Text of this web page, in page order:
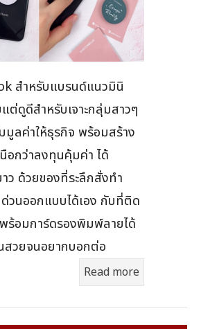
สำหรับแบรนด์แนวมินิ
ต่ดูดีสำหรับเจาะกลุ่มสาวๆ
มูลค่าให้ธุรกิจ พร้อมสร้าง
อกว่าลงทุนคุ้มค่า ได้
ว ด้วยของที่ระลึกสั่งทำ
วนออกแบบได้เอง กับที่ติด
ร้อมการ์ดรองพิมพ์ลายได้
สวยจนอยากบอกต่อ
Read more